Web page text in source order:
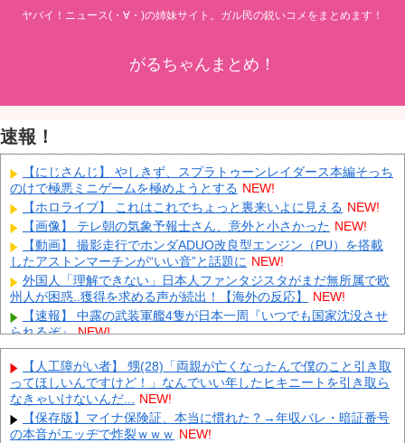
ヤバイ！ニュース(・∀・)の姉妹サイト。ガル民の鋭いコメをまとめます！
がるちゃんまとめ！
速報！
【にじさんじ】 やしきず、スプラトゥーンレイダース本編そっち
のけで極悪ミニゲームを極めようとする NEW!
【ホロライブ】 これはこれでちょっと裏来いよに見える NEW!
【画像】 テレ朝の気象予報士さん、意外と小さかった NEW!
【動画】 撮影走行でホンダADUO改良型エンジン（PU）を搭載
したアストンマーチンが“いい音”と話題に NEW!
外国人「理解できない」日本人ファンタジスタがまだ無所属で欧
州人が困惑..獲得を求める声が続出！【海外の反応】
NEW!
【速報】 中露の武装軍艦4隻が日本一周『いつでも国家沈没させ
られるぞ』 NEW!
【為替相場】 ドル円は1ドル158円台半ば 介入警戒をしつつ円売
りが続行 NEW!
ヨーロッパが中国製メガソーラーを締め出しｗｗｗ NEW!
インドネシア「高速鉄道！」中国「大赤字！」インドネシア「運
営会社の株式購入！（負債対策」中国「はい（巨額負債」インドネ
シア「700km延伸計画！（実質中止」→
【人工障がい者】 甥(28)「両親が亡くなったんで僕のこと引き取
ってほしいんですけど！」なんでいい年したヒキニートを引き取ら
なきゃいけないんだ... NEW!
【保存版】マイナ保険証、本当に慣れた？→年収バレ・暗証番号
の本音がエッヂで炸裂ｗｗｗ NEW!